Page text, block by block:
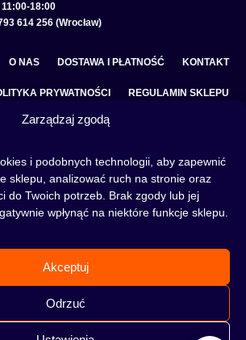
Zarządzaj zgodą
i podobnych technologii, aby zapewnić
sklepu, analizować ruch na stronie oraz
do Twoich potrzeb. Brak zgody lub jej
wpłynąć na niektóre funkcje sklepu.
Akceptuj
Odrzuć
18:00
614 256 (Wrocław)
O NAS DOSTAWA I PŁATNOŚĆ KONTAKT
PRYWATNOŚCI REGULAMIN SKLEPU
na wieczory spędzone w gronie znajomych lub w
który skradł serca wielu osób. Niezależnie od tego czy